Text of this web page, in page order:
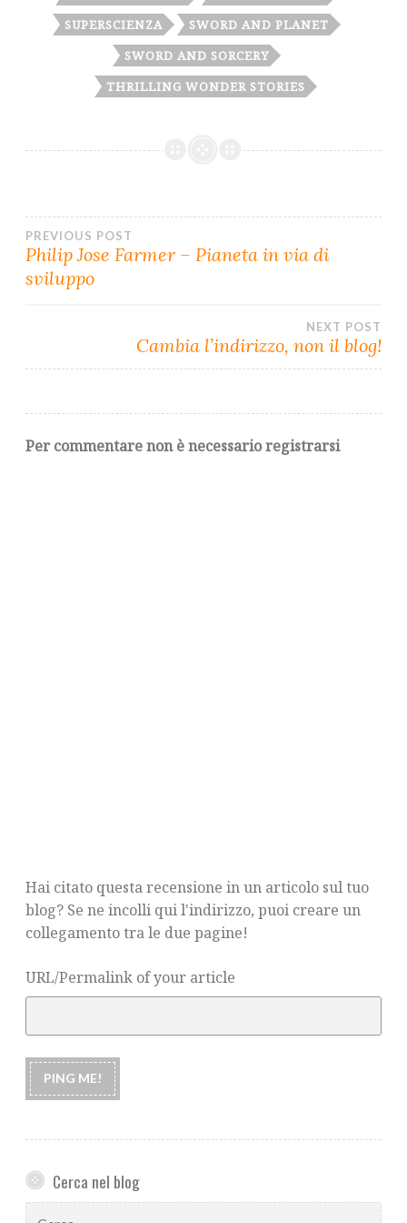
SUPERSCIENZA
SWORD AND PLANET
SWORD AND SORCERY
THRILLING WONDER STORIES
Navigazione
articoli
PREVIOUS POST
Philip Jose Farmer – Pianeta in via di
sviluppo
NEXT POST
Cambia l’indirizzo, non il blog!
Per commentare non è necessario registrarsi
Hai citato questa recensione in un articolo sul tuo
blog? Se ne incolli qui l'indirizzo, puoi creare un
collegamento tra le due pagine!
URL/Permalink of your article
Cerca nel blog